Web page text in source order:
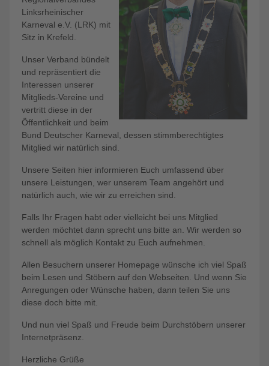
Linksrheinischer
Karneval e.V. (LRK) mit
Sitz in Krefeld.
Unser Verband bündelt
und repräsentiert die
Interessen unserer
Mitglieds-Vereine und
vertritt diese in der
Öffentlichkeit und beim
Bund Deutscher Karneval, dessen stimmberechtigtes
Mitglied wir natürlich sind.
Unsere Seiten hier informieren Euch umfassend über
unsere Leistungen, wer unserem Team angehört und
natürlich auch, wie wir zu erreichen sind.
Falls Ihr Fragen habt oder vielleicht bei uns Mitglied
werden möchtet dann sprecht uns bitte an. Wir werden so
schnell als möglich Kontakt zu Euch aufnehmen.
Allen Besuchern unserer Homepage wünsche ich viel Spaß
beim Lesen und Stöbern auf den Webseiten. Und wenn Sie
Anregungen oder Wünsche haben, dann teilen Sie uns
diese doch bitte mit.
Und nun viel Spaß und Freude beim Durchstöbern unserer
Internetpräsenz.
Herzliche Grüße